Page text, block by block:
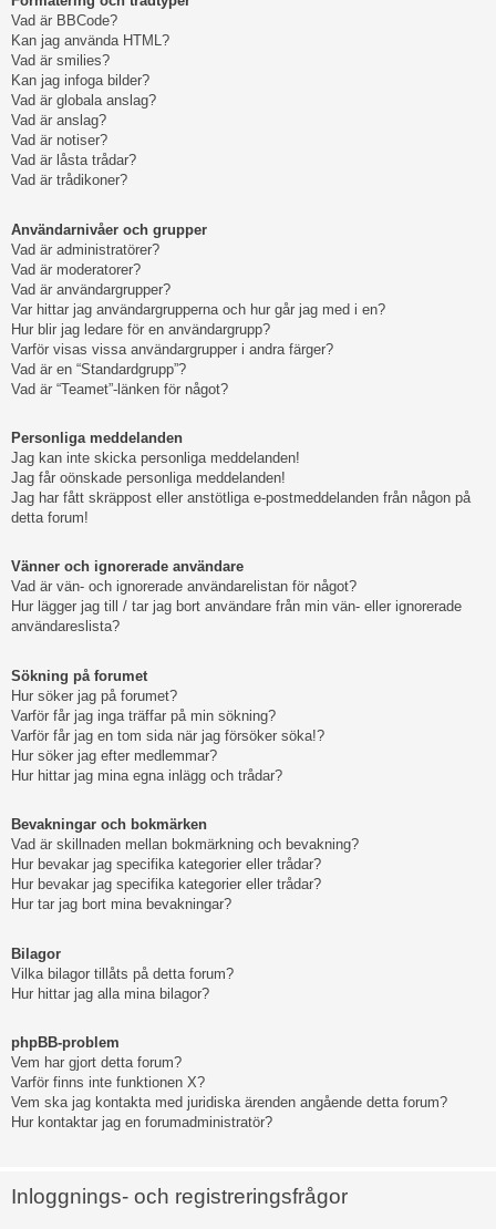
Vad är BBCode?
Kan jag använda HTML?
Vad är smilies?
Kan jag infoga bilder?
Vad är globala anslag?
Vad är anslag?
Vad är notiser?
Vad är låsta trådar?
Vad är trådikoner?
Användarnivåer och grupper
Vad är administratörer?
Vad är moderatorer?
Vad är användargrupper?
Var hittar jag användargrupperna och hur går jag med i en?
Hur blir jag ledare för en användargrupp?
Varför visas vissa användargrupper i andra färger?
Vad är en “Standardgrupp”?
Vad är “Teamet”-länken för något?
Personliga meddelanden
Jag kan inte skicka personliga meddelanden!
Jag får oönskade personliga meddelanden!
Jag har fått skräppost eller anstötliga e-postmeddelanden från någon på
detta forum!
Vänner och ignorerade användare
Vad är vän- och ignorerade användarelistan för något?
Hur lägger jag till / tar jag bort användare från min vän- eller ignorerade
användareslista?
Sökning på forumet
Hur söker jag på forumet?
Varför får jag inga träffar på min sökning?
Varför får jag en tom sida när jag försöker söka!?
Hur söker jag efter medlemmar?
Hur hittar jag mina egna inlägg och trådar?
Bevakningar och bokmärken
Vad är skillnaden mellan bokmärkning och bevakning?
Hur bevakar jag specifika kategorier eller trådar?
Hur bevakar jag specifika kategorier eller trådar?
Hur tar jag bort mina bevakningar?
Bilagor
Vilka bilagor tillåts på detta forum?
Hur hittar jag alla mina bilagor?
phpBB-problem
Vem har gjort detta forum?
Varför finns inte funktionen X?
Vem ska jag kontakta med juridiska ärenden angående detta forum?
Hur kontaktar jag en forumadministratör?
Inloggnings- och registreringsfrågor